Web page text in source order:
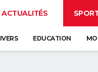
ACTUALITÉS
EDUCATION